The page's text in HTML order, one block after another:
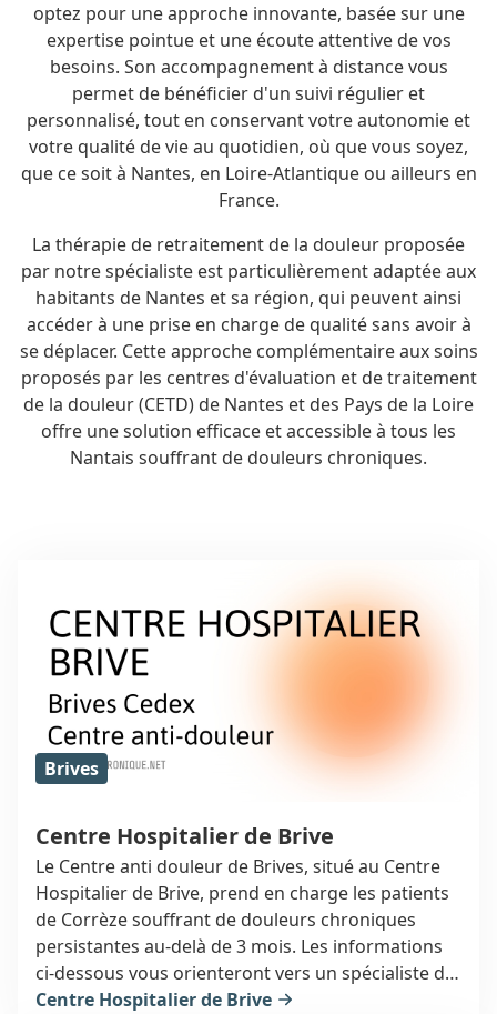
optez pour une approche innovante, basée sur une
expertise pointue et une écoute attentive de vos
besoins. Son accompagnement à distance vous
permet de bénéficier d'un suivi régulier et
personnalisé, tout en conservant votre autonomie et
votre qualité de vie au quotidien, où que vous soyez,
que ce soit à Nantes, en Loire-Atlantique ou ailleurs en
France.
La thérapie de retraitement de la douleur proposée
par notre spécialiste est particulièrement adaptée aux
habitants de Nantes et sa région, qui peuvent ainsi
accéder à une prise en charge de qualité sans avoir à
se déplacer. Cette approche complémentaire aux soins
proposés par les centres d'évaluation et de traitement
de la douleur (CETD) de Nantes et des Pays de la Loire
offre une solution efficace et accessible à tous les
Nantais souffrant de douleurs chroniques.
Brives
Centre Hospitalier de Brive
Le Centre anti douleur de Brives, situé au Centre
Hospitalier de Brive, prend en charge les patients
de Corrèze souffrant de douleurs chroniques
persistantes au-delà de 3 mois. Les informations
ci-dessous vous orienteront vers un spécialiste de
la douleur à Brives, au 1 boulevard du Dr Verlhac -
Centre Hospitalier de Brive